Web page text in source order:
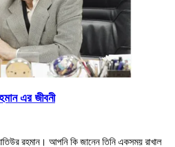
এর জীবনী
রহমান। আপনি কি জানেন তিনি একসময় রাখাল